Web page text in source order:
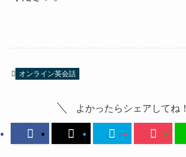
オンライン英会話
よかったらシェアしてね！